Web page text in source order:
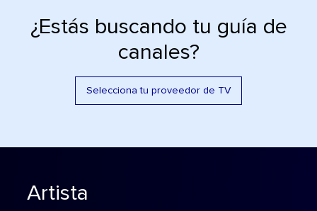
¿Estás buscando tu guía de
canales?
Selecciona tu proveedor de TV
Artista